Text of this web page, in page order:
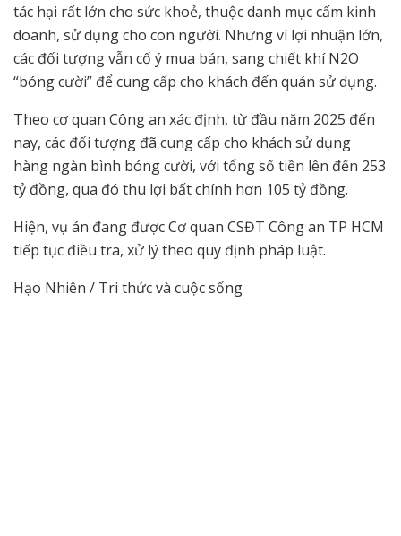
tác hại rất lớn cho sức khoẻ, thuộc danh mục cấm kinh
doanh, sử dụng cho con người. Nhưng vì lợi nhuận lớn,
các đối tượng vẫn cố ý mua bán, sang chiết khí N2O
“bóng cười” để cung cấp cho khách đến quán sử dụng.
Theo cơ quan Công an xác định, từ đầu năm 2025 đến
nay, các đối tượng đã cung cấp cho khách sử dụng
hàng ngàn bình bóng cười, với tổng số tiền lên đến 253
tỷ đồng, qua đó thu lợi bất chính hơn 105 tỷ đồng.
Hiện, vụ án đang được Cơ quan CSĐT Công an TP HCM
tiếp tục điều tra, xử lý theo quy định pháp luật.
Hạo Nhiên / Tri thức và cuộc sống